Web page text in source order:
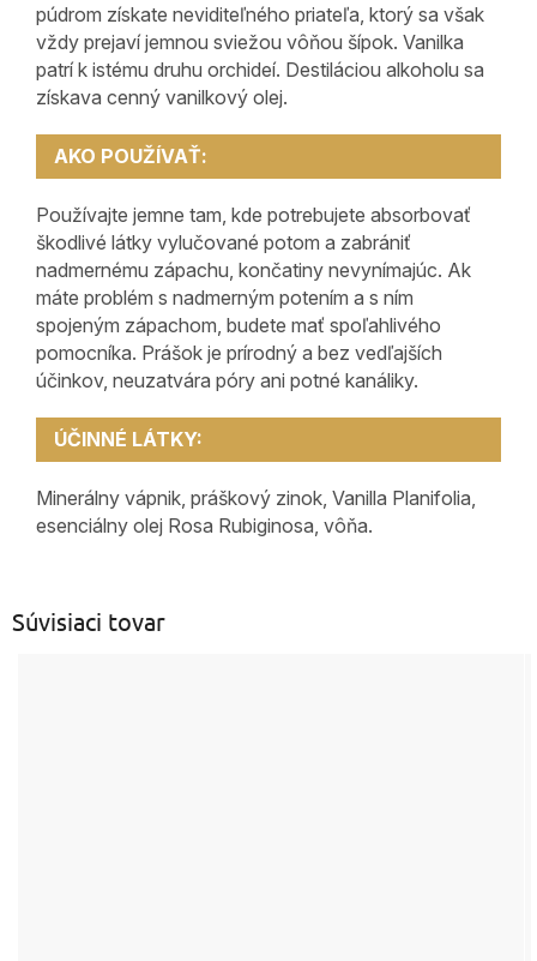
púdrom získate neviditeľného priateľa, ktorý sa však
vždy prejaví jemnou sviežou vôňou šípok. Vanilka
patrí k istému druhu orchideí. Destiláciou alkoholu sa
získava cenný vanilkový olej.
AKO POUŽÍVAŤ:
Používajte jemne tam, kde potrebujete absorbovať
škodlivé látky vylučované potom a zabrániť
nadmernému zápachu, končatiny nevynímajúc. Ak
máte problém s nadmerným potením a s ním
spojeným zápachom, budete mať spoľahlivého
pomocníka. Prášok je prírodný a bez vedľajších
účinkov, neuzatvára póry ani potné kanáliky.
ÚČINNÉ LÁTKY:
Minerálny vápnik, práškový zinok, Vanilla Planifolia,
esenciálny olej Rosa Rubiginosa, vôňa.
Súvisiaci tovar